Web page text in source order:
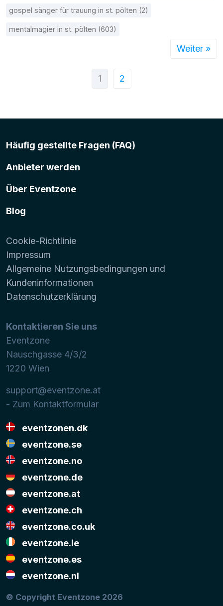
gospel sänger für trauung in st. pölten (2)
mentalmagier in st. pölten (603)
1 2
Weiter »
Häufig gestellte Fragen (FAQ)
Anbieter werden
Über Eventzone
Blog
Cookie-Richtlinie
Impressum
Allgemeine Nutzungsbedingungen und
Kundeninformationen
Datenschutzerklärung
Kontaktieren Sie uns
Eventzone
Nauschgasse 4/3/2
1220 Wien
support@eventzone.at
- Zum Kontaktformular
eventzonen.dk
eventzone.se
eventzone.no
eventzone.de
eventzone.at
eventzone.ch
eventzone.co.uk
eventzone.ie
eventzone.es
eventzone.nl
© Copyright Eventzone 2026